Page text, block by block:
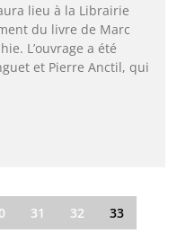
lieu à la Librairie
du livre de Marc
L’ouvrage a été
et Pierre Anctil, qui
31 32 33